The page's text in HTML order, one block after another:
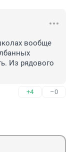
вообще
Из рядового
+4 –0